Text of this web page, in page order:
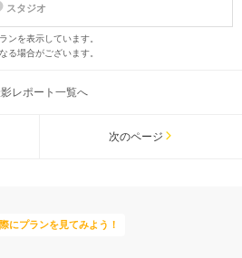
スタジオ
ンを表示しています。
る場合がございます。
レポート一覧へ
次のページ
にプランを見てみよう！